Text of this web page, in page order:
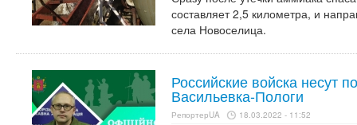
составляет 2,5 километра, и
села Новоселица.
Российские войска несут
Васильевка-Пологи
РепортерUA 18.03.2022 - 11:52